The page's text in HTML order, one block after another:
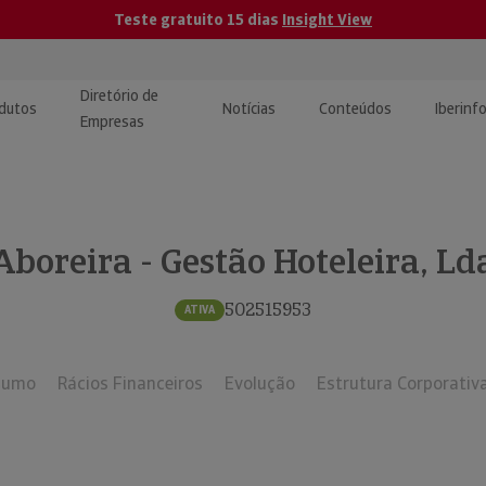
Teste gratuito 15 dias Insight View
e Monitorização de
Diretório de
Empresas
Notícias Conteúdos
| Estudos e
- Gestão Hoteleira,
ATIVA 502515953
Rácios Financeiros Evolução Estrutura Corporativa